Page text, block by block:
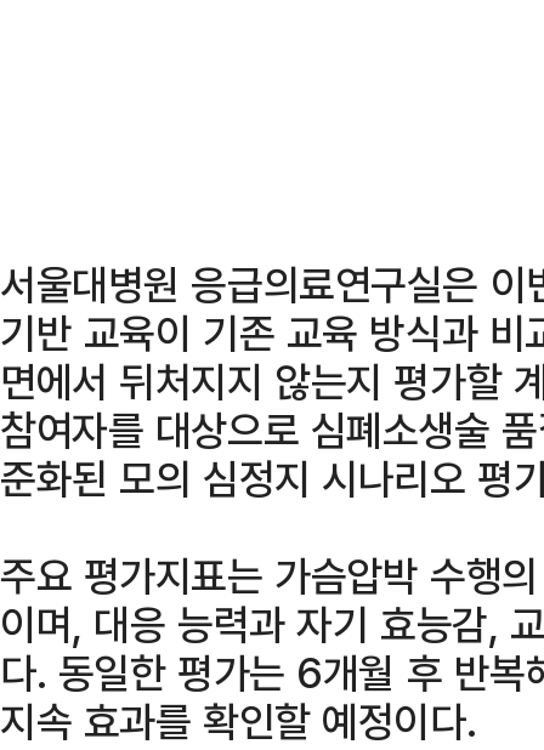
서울대병원 응급의료연구실은
기반 교육이 기존 교육 방식과
면에서 뒤처지지 않는지 평가할
참여자를 대상으로 심폐소생술
준화된 모의 심정지 시나리오 평
주요 평가지표는 가슴압박 수행
이며, 대응 능력과 자기 효능감,
다. 동일한 평가는 6개월 후 반
지속 효과를 확인할 예정이다.